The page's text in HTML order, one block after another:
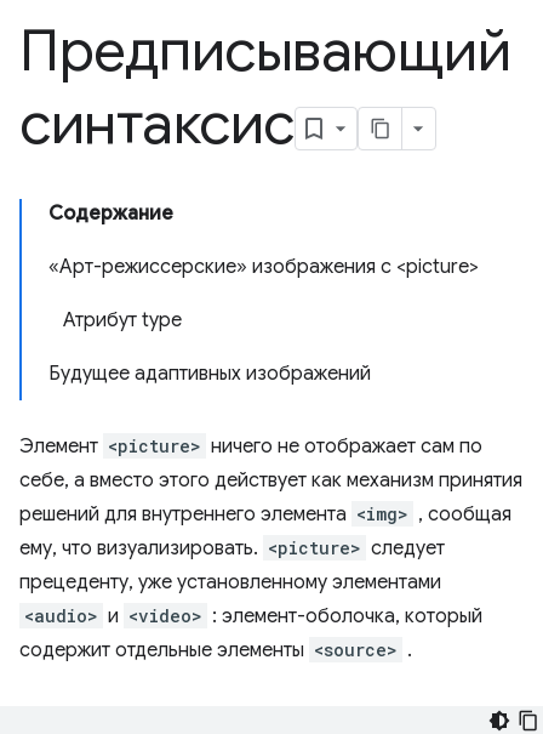
Предписывающий
синтаксис
Содержание
«Арт-режиссерские» изображения с <picture>
Атрибут type
Будущее адаптивных изображений
Элемент <picture> ничего не отображает сам по
себе, а вместо этого действует как механизм принятия
решений для внутреннего элемента <img> , сообщая
ему, что визуализировать. <picture> следует
прецеденту, уже установленному элементами
<audio> и <video> : элемент-оболочка, который
содержит отдельные элементы <source> .